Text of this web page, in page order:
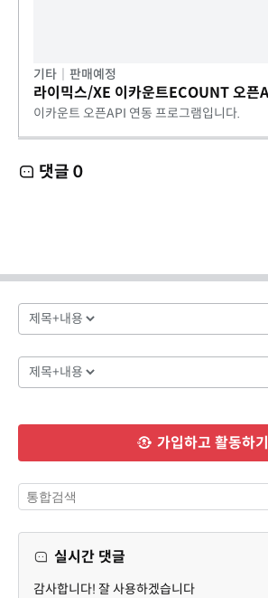
기타 판매예정
이카운트 오픈API 연동 프로그램입니다.
댓글 0
가입하고 활동하기
실시간 댓글
감사합니다! 잘 사용하겠습니다